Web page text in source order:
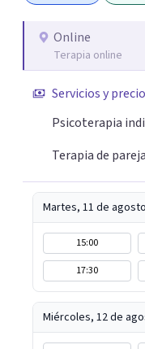
Online
Terapia online
Servicios y
Psicoterapia
Terapia de pareja
Martes, 11 de agosto
15:00
17:30
Miércoles, 12 de